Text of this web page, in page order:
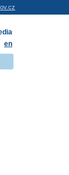
en